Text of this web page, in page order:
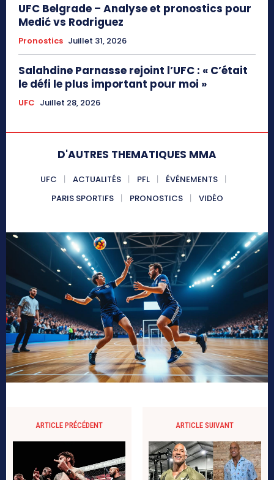
UFC Belgrade – Analyse et pronostics pour
Medić vs Rodriguez
Pronostics Juillet 31, 2026
Salahdine Parnasse rejoint l’UFC : « C’était
le défi le plus important pour moi »
UFC Juillet 28, 2026
D'AUTRES THEMATIQUES MMA
UFC ACTUALITÉS PFL
ÉVÉNEMENTS
PARIS SPORTIFS
PRONOSTICS VIDÉO
ARTICLE PRÉCÉDENT ARTICLE SUIVANT